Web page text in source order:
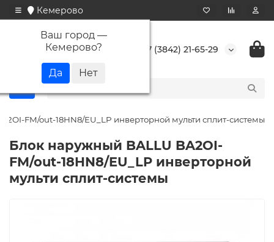
Кемерово
Ваш город —
Кемерово? +7 (3842) 21-65-29
FM/out-18HN8/EU_LP инверторной мульти сплит-системы
Блок наружный BALLU BA2OI-
FM/out-18HN8/EU_LP инверторной
мульти сплит-системы